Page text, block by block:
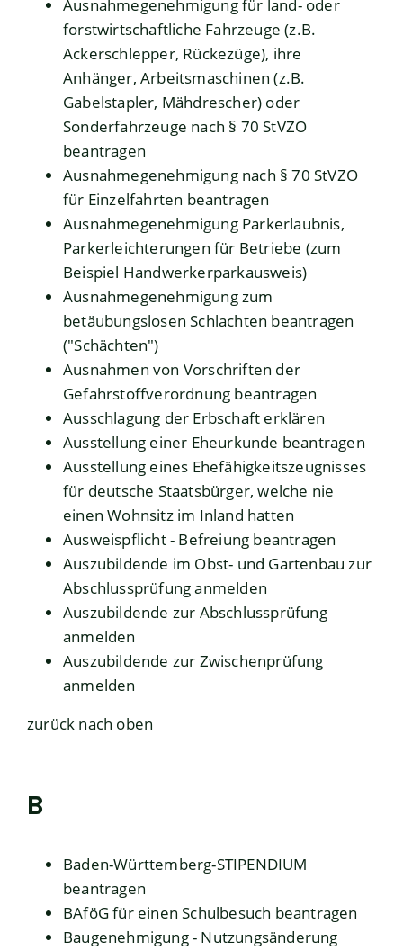
Ausnahmegenehmigung für land- oder
forstwirtschaftliche Fahrzeuge (z.B.
Ackerschlepper, Rückezüge), ihre
Anhänger, Arbeitsmaschinen (z.B.
Gabelstapler, Mähdrescher) oder
Sonderfahrzeuge nach § 70 StVZO
beantragen
Ausnahmegenehmigung nach § 70 StVZO
für Einzelfahrten beantragen
Ausnahmegenehmigung Parkerlaubnis,
Parkerleichterungen für Betriebe (zum
Beispiel Handwerkerparkausweis)
Ausnahmegenehmigung zum
betäubungslosen Schlachten beantragen
("Schächten")
Ausnahmen von Vorschriften der
Gefahrstoffverordnung beantragen
Ausschlagung der Erbschaft erklären
Ausstellung einer Eheurkunde beantragen
Ausstellung eines Ehefähigkeitszeugnisses
für deutsche Staatsbürger, welche nie
einen Wohnsitz im Inland hatten
Ausweispflicht - Befreiung beantragen
Auszubildende im Obst- und Gartenbau zur
Abschlussprüfung anmelden
Auszubildende zur Abschlussprüfung
anmelden
Auszubildende zur Zwischenprüfung
anmelden
zurück nach oben
B
Baden-Württemberg-STIPENDIUM
beantragen
BAföG für einen Schulbesuch beantragen
Baugenehmigung - Nutzungsänderung